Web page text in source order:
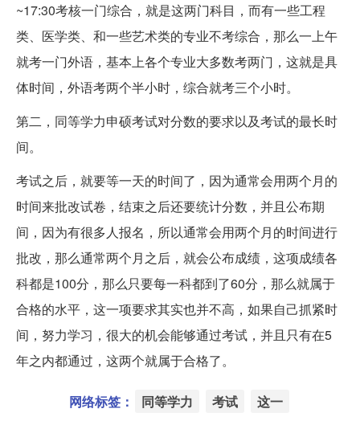
~17:30考核一门综合，就是这两门科目，而有一些工程
类、医学类、和一些艺术类的专业不考综合，那么一上午
就考一门外语，基本上各个专业大多数考两门，这就是具
体时间，外语考两个半小时，综合就考三个小时。
第二，同等学力申硕考试对分数的要求以及考试的最长时
间。
考试之后，就要等一天的时间了，因为通常会用两个月的
时间来批改试卷，结束之后还要统计分数，并且公布期
间，因为有很多人报名，所以通常会用两个月的时间进行
批改，那么通常两个月之后，就会公布成绩，这项成绩各
科都是100分，那么只要每一科都到了60分，那么就属于
合格的水平，这一项要求其实也并不高，如果自己抓紧时
间，努力学习，很大的机会能够通过考试，并且只有在5
年之内都通过，这两个就属于合格了。
网络标签： 同等学力 考试 这一